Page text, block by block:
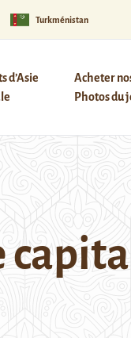
Turkménistan
d’Asie
Acheter
Photos du